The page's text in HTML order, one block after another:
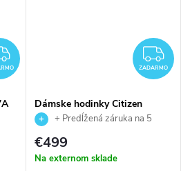
ZADARMO
ZADARMO
Dámske hodinky Citizen
EM1092-64D
+ Predĺžená záruka na 5
rokov. Až 100 dní na vrátenie
tovaru. Autorizovaný predajca.
€499
Na externom sklade